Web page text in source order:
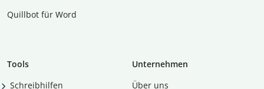
Quillbot für Word
Tools
Schreibhilfen
Unternehmen
Über uns